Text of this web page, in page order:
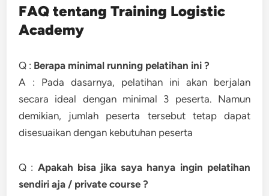
FAQ tentang Training Logistic
Academy
Q : Berapa minimal running pelatihan ini ?
A : Pada dasarnya, pelatihan ini akan berjalan
secara ideal dengan minimal 3 peserta. Namun
demikian, jumlah peserta tersebut tetap dapat
disesuaikan dengan kebutuhan peserta
Q : Apakah bisa jika saya hanya ingin pelatihan
sendiri aja / private course ?